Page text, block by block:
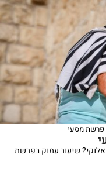
פרשת מסעי
אלוקי? שיעור עמוק בפרשת